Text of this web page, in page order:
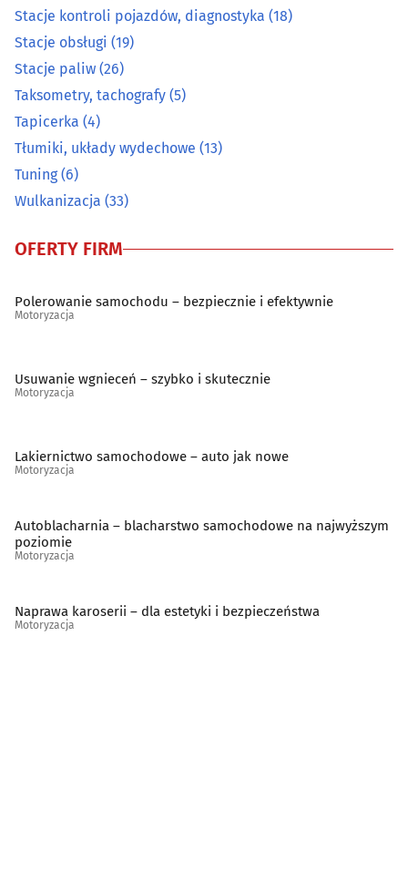
Stacje kontroli pojazdów, diagnostyka
Stacje obsługi(19)
Stacje paliw (26)
Taksometry, tachografy
Tuning (6)
Wulkanizacja(33)
Stacje kontroli pojazdów, diagnostyka (18)
Stacje obsługi (19)
Stacje paliw (26)
Taksometry, tachografy (5)
Tapicerka (4)
Tłumiki, układy wydechowe (13)
Tuning(6)
Wulkanizacja (33)
OFERTY FIRM
Polerowanie samochodu – bezpiecznie i efektywnie
Motoryzacja
Usuwanie wgnieceń – szybko i skutecznie
Motoryzacja
Lakiernictwo samochodowe – auto jak nowe
Motoryzacja
Autoblacharnia – blacharstwo samochodowe na najwyższym
poziomie
Motoryzacja
Naprawa karoserii – dla estetyki i bezpieczeństwa
Motoryzacja